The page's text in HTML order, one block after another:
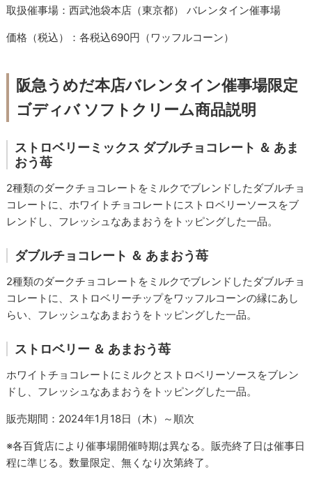
取扱催事場：西武池袋本店（東京都） バレンタイン催事場
価格（税込）：各税込690円（ワッフルコーン）
阪急うめだ本店バレンタイン催事場限定
ゴディバ ソフトクリーム商品説明
ストロベリーミックス ダブルチョコレート ＆ あま
おう苺
2種類のダークチョコレートをミルクでブレンドしたダブルチョ
コレートに、ホワイトチョコレートにストロベリーソースをブ
レンドし、フレッシュなあまおうをトッピングした一品。
ダブルチョコレート ＆ あまおう苺
2種類のダークチョコレートをミルクでブレンドしたダブルチョ
コレートに、ストロベリーチップをワッフルコーンの縁にあし
らい、フレッシュなあまおうをトッピングした一品。
ストロベリー ＆ あまおう苺
ホワイトチョコレートにミルクとストロベリーソースをブレン
ドし、フレッシュなあまおうをトッピングした一品。
販売期間：2024年1月18日（木）～順次
※各百貨店により催事場開催時期は異なる。販売終了日は催事日
程に準じる。数量限定、無くなり次第終了。